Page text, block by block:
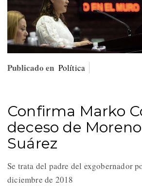
Publicado en Política
Confirma Marko
deceso de
Suárez
Se trata del padre del exgobernador
diciembre de 2018